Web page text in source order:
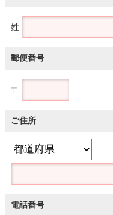
姓
郵便番号
〒
ご住所
電話番号